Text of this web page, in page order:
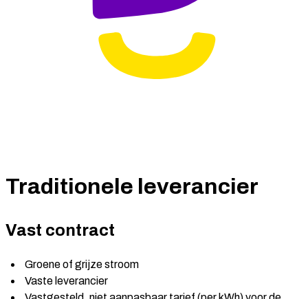
Traditionele leverancier
Vast contract
Groene of grijze stroom
Vaste leverancier